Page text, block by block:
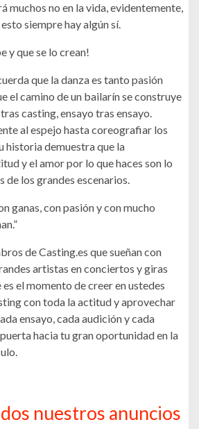
muchos no en la vida, evidentemente,
siempre hay algún sí.
y que se lo crean!
que la danza es tanto pasión
el camino de un bailarín se construye
casting, ensayo tras ensayo.
al espejo hasta coreografiar los
historia demuestra que la
y el amor por lo que haces son lo
de los grandes escenarios.
ganas, con pasión y con mucho
de Casting.es que sueñan con
artistas en conciertos y giras
el momento de creer en ustedes
con toda la actitud y aprovechar
ensayo, cada audición y cada
hacia tu gran oportunidad en la
nuestros anuncios